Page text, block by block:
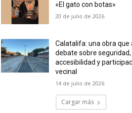
«El gato con botas»
20 de julio de 2026
Calatalifa: una obra que
debate sobre seguridad,
accesibilidad y
vecinal
14 de julio de 2026
Cargar más